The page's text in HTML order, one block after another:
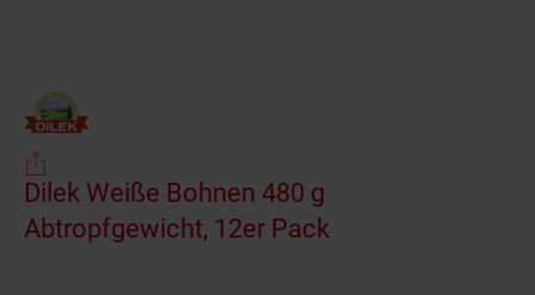
Dilek Weiße Bohnen 480 g
Abtropfgewicht, 12er Pack